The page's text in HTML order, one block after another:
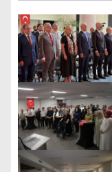
n
a
v
i
g
a